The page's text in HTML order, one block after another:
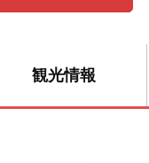
観光情報